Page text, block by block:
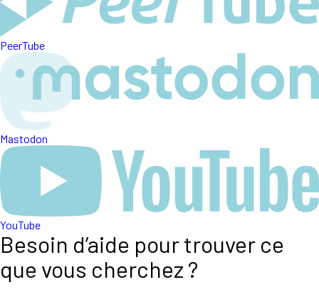
PeerTube
Mastodon
YouTube
Besoin d’aide pour trouver ce
que vous cherchez ?